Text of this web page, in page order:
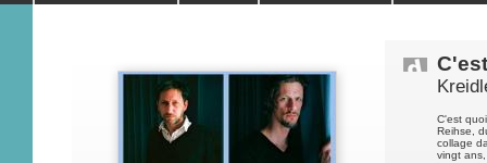
C'est
Reihse,
collage
vingt